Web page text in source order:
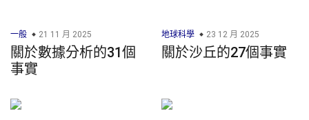
一般 21 11 月 2025
關於數據分析的31個
事實
地球科學 23 12 月 2025
關於沙丘的27個事實